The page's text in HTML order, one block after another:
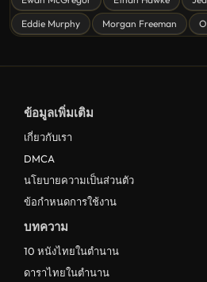
ดูหนังอนิเมชั่น Animation
ดูหนังไซไฟ Sci-Fi
ดูหนังญี่ปุ่น Japan
ดูหนังชีวประวัติ Biography
ดูหนังเกาหลีใต้ South Korea
ระทึกขวัญ
ตลก
Eddie Murphy
Morgan Freeman
ข้อมูลเพิ่มเติม
เกี่ยวกับเรา
DMCA
นโยบายความเป็นส่วนตัว
ข้อกำหนดการใช้งาน
บทความ
10 หนังไทยในตำนาน
ดาราไทยในตำนาน